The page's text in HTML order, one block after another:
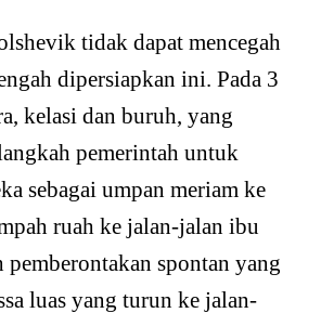
tidak dapat mencegah
dipersiapkan ini. Pada 3
kelasi dan buruh, yang
pemerintah untuk
sebagai umpan meriam ke
ruah ke jalan-jalan ibu
spontan yang
luas yang turun ke jalan-